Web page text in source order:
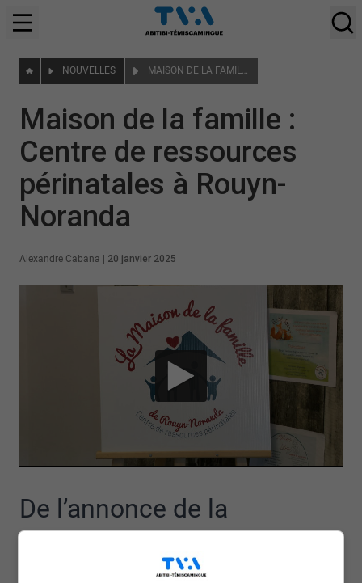
NOUVELLES MAISON DE LA FAMILLE : CENTRE DE RESSOURCES PÉRINATALES À ROUYN-NORANDA
Maison de la famille :
Centre de ressources
périnatales à Rouyn-
Noranda
Alexandre Cabana 20 janvier 2025
De l’annonce de la
grossesse jusqu’aux 24